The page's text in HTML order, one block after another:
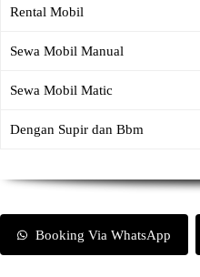
Rental Mobil
Sewa Mobil Manual
Sewa Mobil Matic
Dengan Supir dan Bbm
Booking Via WhatsApp